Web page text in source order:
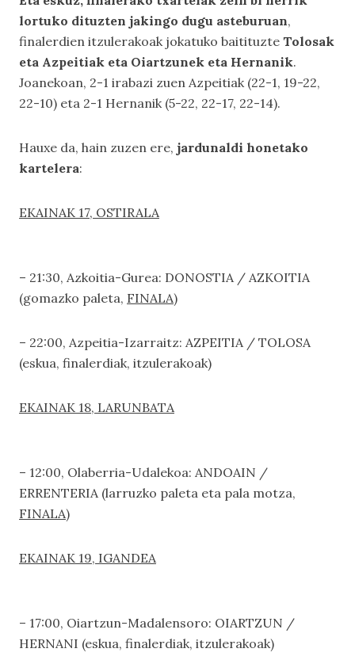
lortuko dituzten jakingo dugu asteburuan,
finalerdien itzulerakoak jokatuko baitituzte Tolosak
eta Azpeitiak eta Oiartzunek eta Hernanik.
Joanekoan, 2-1 irabazi zuen Azpeitiak (22-1, 19-22,
22-10) eta 2-1 Hernanik (5-22, 22-17, 22-14).
Hauxe da, hain zuzen ere, jardunaldi honetako
kartelera:
EKAINAK 17, OSTIRALA
– 21:30, Azkoitia-Gurea: DONOSTIA / AZKOITIA
(gomazko paleta, FINALA)
– 22:00, Azpeitia-Izarraitz: AZPEITIA / TOLOSA
(eskua, finalerdiak, itzulerakoak)
EKAINAK 18, LARUNBATA
– 12:00, Olaberria-Udalekoa: ANDOAIN /
ERRENTERIA (larruzko paleta eta pala motza,
FINALA)
EKAINAK 19, IGANDEA
– 17:00, Oiartzun-Madalensoro: OIARTZUN /
HERNANI (eskua, finalerdiak, itzulerakoak)